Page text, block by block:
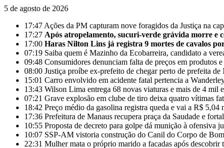
5 de agosto de 2026
17:47 Ações da PM capturam nove foragidos da Justiça na
17:27 Após atropelamento, sucuri-verde grávida morre e
17:00 Haras Nilton Lins já registra 9 mortes de cavalos
07:19 Saiba quem é Mazinho da Ecobarreira, candidato a
09:48 Consumidores denunciam falta de preços em produtos
08:00 Justiça proíbe ex-prefeito de chegar perto de prefeita
15:01 Carro envolvido em acidente fatal pertencia a
13:43 Wilson Lima entrega 68 novas viaturas e mais de 4 mil
07:21 Grave explosão em clube de tiro deixa quatro vítimas
18:42 Preço médio da gasolina registra queda e vai a R$ 5,04
17:36 Prefeitura de Manaus recupera praça da Saudade e
10:55 Proposta de decreto para golpe dá munição à ofensiva
10:07 SSP-AM vistoria construção do Canil do Corpo de
22:31 Mulher mata o próprio marido a facadas após descobrir